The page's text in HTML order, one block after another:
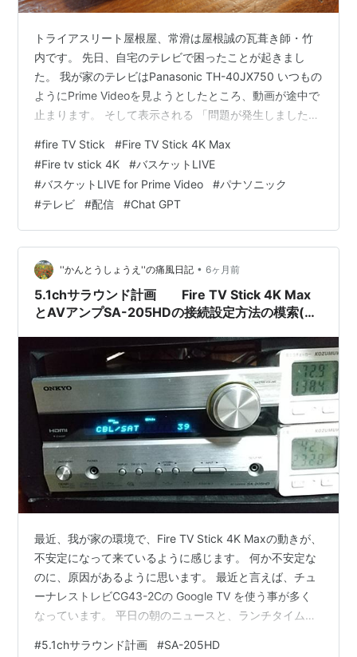
トライアスリート屋根屋、常滑は屋根誠の瓦葺き師・竹
内です。 先日、自宅のテレビで困ったことが起きまし
た。 我が家のテレビはPanasonic TH-40JX750 いつもの
ようにPrime Videoを見ようとしたところ、動画が途中で
止まります。 そして表示される 「問題が発生しました」
あるけど、途中で止まったり、そもそも再生できなかっ
たり。YouTubeなど他の配信サービスは普通に見られる
ので、どうやらPrime Videoのアプリだけがおかしいよう
です。 ちゃぴおに聞く ちゃぴおの結論 設定もちゃぴお
さらに驚いたこと Fire TV …
#fire TV Stick #Fire TV Stick 4K Max
#Fire tv stick 4K #バスケットLIVE
#バスケットLIVE for Prime Video #パナソニック
#テレビ #配信 #Chat GPT
''かんとうしょうえ''の痛風日記 • 6ヶ月前
5.1chサラウンド計画 Fire TV Stick 4K Max
とAVアンプSA-205HDの接続設定方法の模索(手
最近、我が家の環境で、Fire TV Stick 4K Maxの動きが、
不安定になって来ているように感じます。 何か不安定な
のに、原因があるように思います。 最近と言えば、チュ
ーナレストレビCG43-2Cの Google TV を使う事が多く
なっています。 平日の朝のニュースと、ランチタイムと
Stick 4K Maxを通して、使う機会が少なくなっていたと
#5.1chサラウンド計画 #SA-205HD